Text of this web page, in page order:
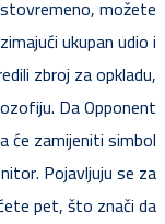
možete
ukupan udio i
zbroj za opkladu,
Da Opponent
će zamijeniti simbol
Pojavljuju se za
pet, što znači da